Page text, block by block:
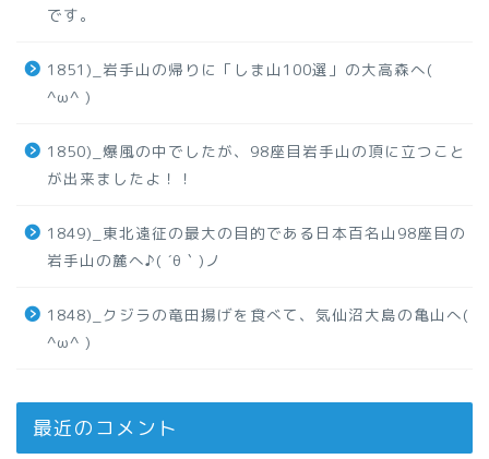
です。
1851)_岩手山の帰りに「しま山100選」の大高森へ(
^ω^ )
1850)_爆風の中でしたが、98座目岩手山の頂に立つこと
が出来ましたよ！！
1849)_東北遠征の最大の目的である日本百名山98座目の
岩手山の麓へ♪( ´θ｀)ノ
1848)_クジラの竜田揚げを食べて、気仙沼大島の亀山へ(
^ω^ )
最近のコメント